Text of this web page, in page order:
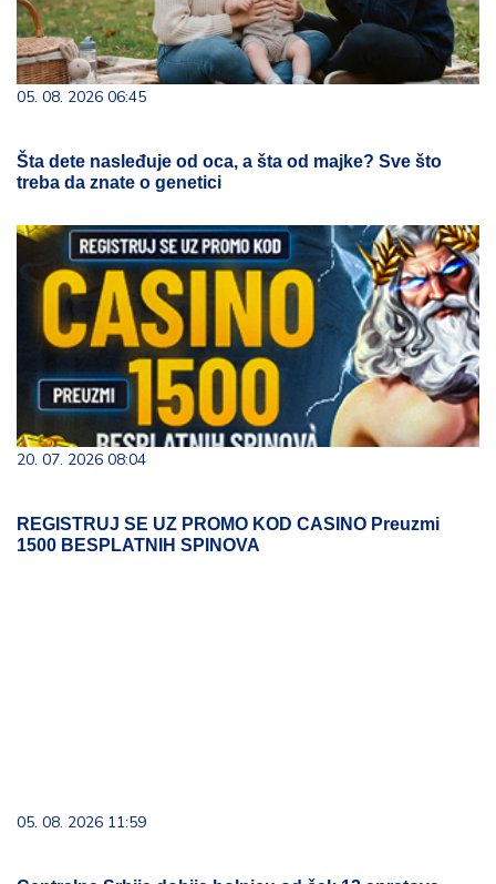
05. 08. 2026 06:45
Šta dete nasleđuje od oca, a šta od majke? Sve što
treba da znate o genetici
20. 07. 2026 08:04
REGISTRUJ SE UZ PROMO KOD CASINO Preuzmi
1500 BESPLATNIH SPINOVA
05. 08. 2026 11:59